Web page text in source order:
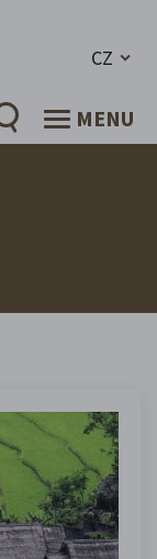
CZ
MENU